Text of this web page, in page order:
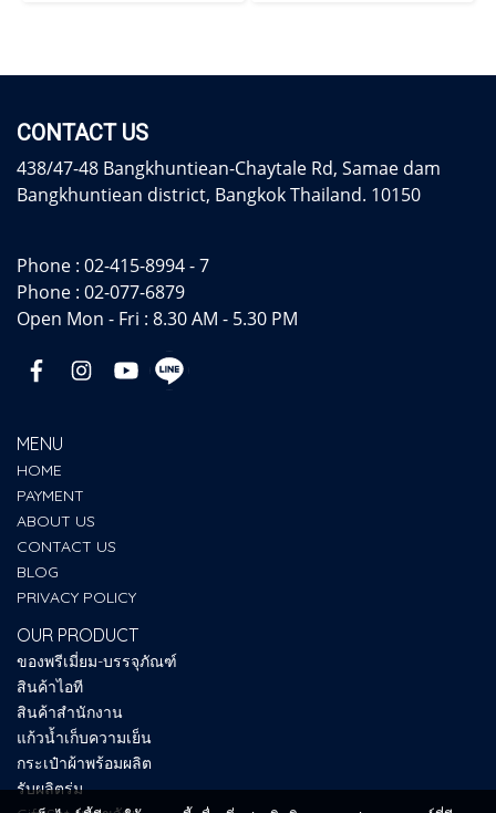
CONTACT US
438/47-48 Bangkhuntiean-Chaytale Rd, Samae dam
Bangkhuntiean district, Bangkok Thailand. 10150
Phone : 02-415-8994 - 7
Phone : 02-077-6879
Open Mon - Fri : 8.30 AM - 5.30 PM
MENU
HOME
PAYMENT
ABOUT US
CONTACT US
BLOG
PRIVACY POLICY
OUR PRODUCT
ของพรีเมี่ยม-บรรจุภัณฑ์
สินค้าไอที
สินค้าสำนักงาน
แก้วน้ำเก็บความเย็น
กระเป๋าผ้าพร้อมผลิต
รับผลิตร่ม